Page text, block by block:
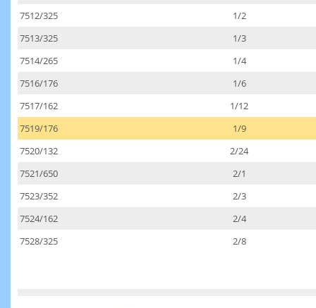
7512/325
1/2
7513/325
1/3
7514/265
1/4
7516/176
1/6
7517/162
1/12
7519/176
1/9
7520/132
2/24
7521/650
2/1
7523/352
2/3
7524/162
2/4
7528/325
2/8